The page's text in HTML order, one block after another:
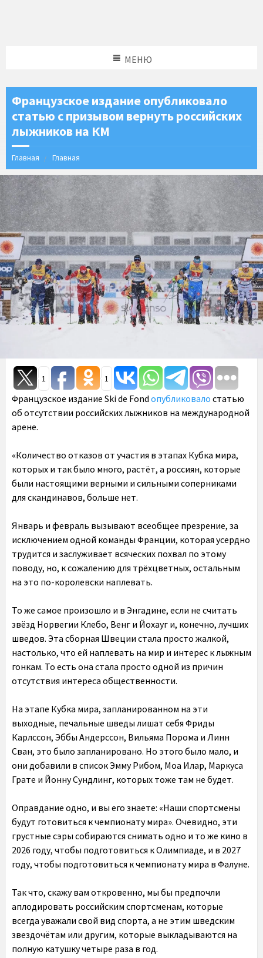
МЕНЮ
Французское издание опубликовало
статью с призывом вернуть российских
лыжников на КМ
Главная Главная
1 1
Французское издание Ski de Fond опубликовало статью
об отсутствии российских лыжников на международной
арене.
«Количество отказов от участия в этапах Кубка мира,
которых и так было много, растёт, а россиян, которые
были настоящими верными и сильными соперниками
для скандинавов, больше нет.
Январь и февраль вызывают всеобщее презрение, за
исключением одной команды Франции, которая усердно
трудится и заслуживает всяческих похвал по этому
поводу, но, к сожалению для трёхцветных, остальным
на это по-королевски наплевать.
То же самое произошло и в Энгадине, если не считать
звёзд Норвегии Клебо, Венг и Йохауг и, конечно, лучших
шведов. Эта сборная Швеции стала просто жалкой,
настолько, что ей наплевать на мир и интерес к лыжным
гонкам. То есть она стала просто одной из причин
отсутствия интереса общественности.
На этапе Кубка мира, запланированном на эти
выходные, печальные шведы лишат себя Фриды
Карлссон, Эббы Андерссон, Вильяма Порома и Линн
Сван, это было запланировано. Но этого было мало, и
они добавили в список Эмму Рибом, Моа Илар, Маркуса
Грате и Йонну Сундлинг, которых тоже там не будет.
Оправдание одно, и вы его знаете: «Наши спортсмены
будут готовиться к чемпионату мира». Очевидно, эти
грустные сэры собираются снимать одно и то же кино в
2026 году, чтобы подготовиться к Олимпиаде, и в 2027
году, чтобы подготовиться к чемпионату мира в Фалуне.
Так что, скажу вам откровенно, мы бы предпочли
аплодировать российским спортсменам, которые
всегда уважали свой вид спорта, а не этим шведским
звездочётам или другим, которые выкладываются на
полную катушку четыре раза в год.